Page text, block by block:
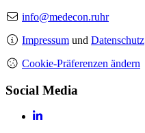
info@medecon.ruhr
Impressum und Datenschutz
Cookie-Präferenzen ändern
Social Media